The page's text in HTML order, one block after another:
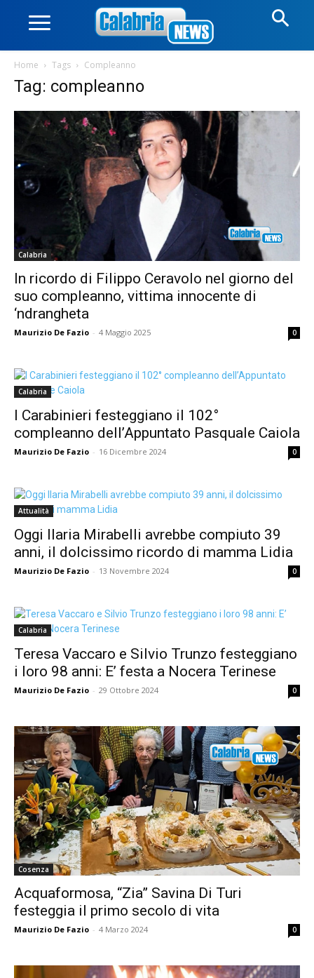
Home Tags Compleanno
Tag: compleanno
Calabria
In ricordo di Filippo Ceravolo nel giorno del
suo compleanno, vittima innocente di
‘ndrangheta
Maurizio De Fazio - 4 Maggio 2025 0
Calabria
I Carabinieri festeggiano il 102°
compleanno dell’Appuntato Pasquale Caiola
Maurizio De Fazio - 16 Dicembre 2024 0
Attualità
Oggi Ilaria Mirabelli avrebbe compiuto 39
anni, il dolcissimo ricordo di mamma Lidia
Maurizio De Fazio - 13 Novembre 2024 0
Calabria
Teresa Vaccaro e Silvio Trunzo festeggiano
i loro 98 anni: E’ festa a Nocera Terinese
Maurizio De Fazio - 29 Ottobre 2024 0
Cosenza
Acquaformosa, “Zia” Savina Di Turi
festeggia il primo secolo di vita
Maurizio De Fazio - 4 Marzo 2024 0